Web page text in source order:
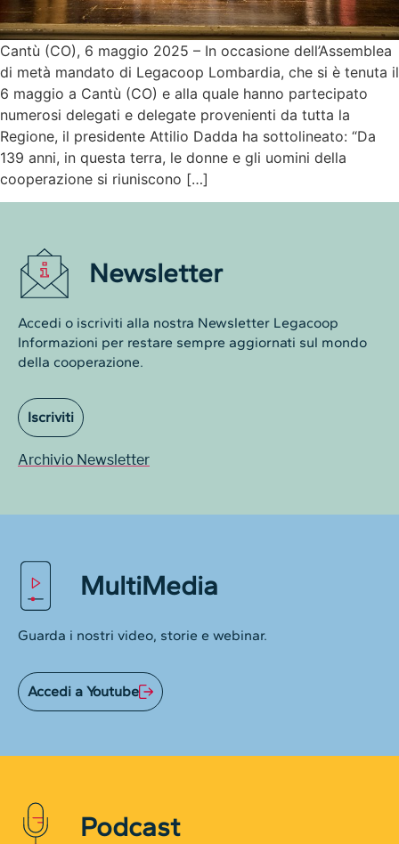
Cantù (CO), 6 maggio 2025 – In occasione dell’Assemblea
di metà mandato di Legacoop Lombardia, che si è tenuta il
6 maggio a Cantù (CO) e alla quale hanno partecipato
numerosi delegati e delegate provenienti da tutta la
Regione, il presidente Attilio Dadda ha sottolineato: “Da
139 anni, in questa terra, le donne e gli uomini della
cooperazione si riuniscono […]
Newsletter
Accedi o iscriviti alla nostra Newsletter Legacoop
Informazioni per restare sempre aggiornati sul mondo
della cooperazione.
Iscriviti
Archivio Newsletter
MultiMedia
Guarda i nostri video, storie e webinar.
Accedi a Youtube
Podcast